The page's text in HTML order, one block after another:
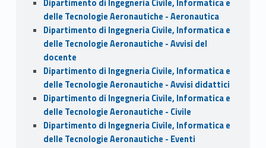
Dipartimento di Ingegneria Civile, Informatica e
delle Tecnologie Aeronautiche - Aeronautica
Dipartimento di Ingegneria Civile, Informatica e
delle Tecnologie Aeronautiche - Avvisi del
docente
Dipartimento di Ingegneria Civile, Informatica e
delle Tecnologie Aeronautiche - Avvisi didattici
Dipartimento di Ingegneria Civile, Informatica e
delle Tecnologie Aeronautiche - Civile
Dipartimento di Ingegneria Civile, Informatica e
delle Tecnologie Aeronautiche - Eventi